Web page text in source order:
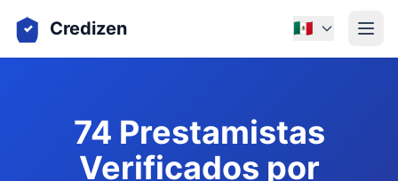
Credizen 🇲🇽
74 Prestamistas
Verificados por